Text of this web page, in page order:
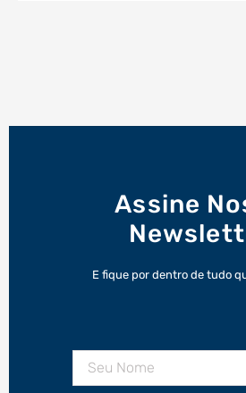
Assine
E fique por dentro de tudo